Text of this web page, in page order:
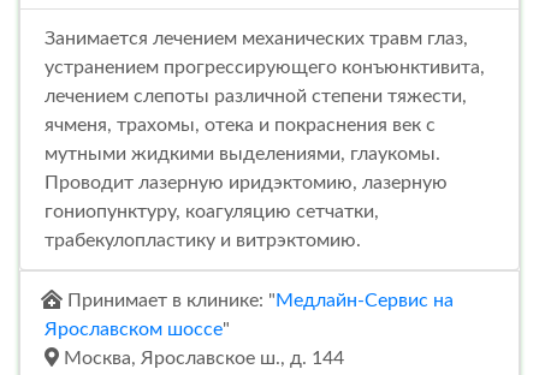
Занимается лечением механических травм глаз,
устранением прогрессирующего конъюнктивита,
лечением слепоты различной степени тяжести,
ячменя, трахомы, отека и покраснения век с
мутными жидкими выделениями, глаукомы.
Проводит лазерную иридэктомию, лазерную
гониопунктуру, коагуляцию сетчатки,
трабекулопластику и витрэктомию.
Принимает в клинике: "Медлайн-Сервис на
Ярославском шоссе"
Москва, Ярославское ш., д. 144